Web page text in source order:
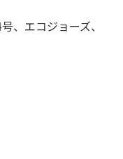
、エコジョーズ、